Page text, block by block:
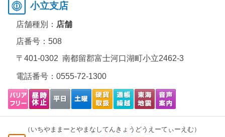
小立支店
店舗種別： 店舗
店番号：508
〒401-0302 南都留郡富士河口湖町小立2462-3
電話番号： 0555-72-1300
（いちやままーとやまなしてんきょうどうえーてぃーえむ）